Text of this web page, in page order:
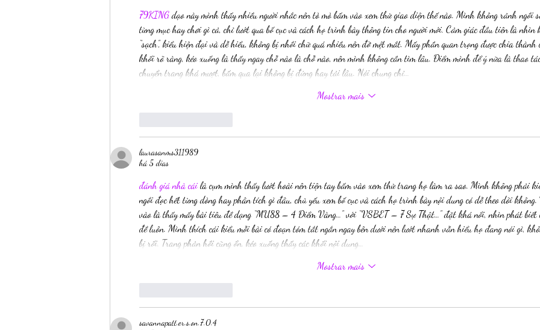
79KING dạo này mình thấy nhiều người nhắc nên tò mò bấm vào xem thử giao diện thế nào. Mình không rảnh ngồi
từng mục hay chơi gì cả, chỉ lướt qua bố cục và cách họ trình bày thông tin cho người mới. Cảm giác đầu tiên là nhìn
“sạch”, kiểu hiện đại và dễ hiểu, không bị nhồi chữ quá nhiều nên đỡ mệt mắt. Mấy phần quan trọng được chia thành
khối rõ ràng, kéo xuống là thấy ngay chỗ nào là chỗ nào, nên mình không cần tìm lâu. Điểm mình để ý nữa là thao
chuyển trang khá mượt, bấm qua lại không bị đứng hay tải lâu. Nói chung chỉ…
Mostrar mais
laurasanms311989
há 5 dias
đánh giá nhà cái là cụm mình thấy lướt hoài nên tiện tay bấm vào xem thử trang họ làm ra sao. Mình không phải
ngồi đọc hết từng dòng hay phân tích gì đâu, chủ yếu xem bố cục và cách họ trình bày nội dung có dễ theo dõi
vào là thấy mấy bài tiêu đề dạng “MU88 – 4 Điểm Vàng…” với “VSBET – 7 Sự Thật…” đặt khá nổi, nhìn phát biết
đề luôn. Mình thích cái kiểu mỗi bài có đoạn tóm tắt ngắn ngay bên dưới nên lướt nhanh vẫn hiểu họ đang nói gì,
bị rối. Trang phản hồi cũng ổn, kéo xuống thấy các khối nội dung…
Mostrar mais
savannapatt.er.s.on.7.0.4